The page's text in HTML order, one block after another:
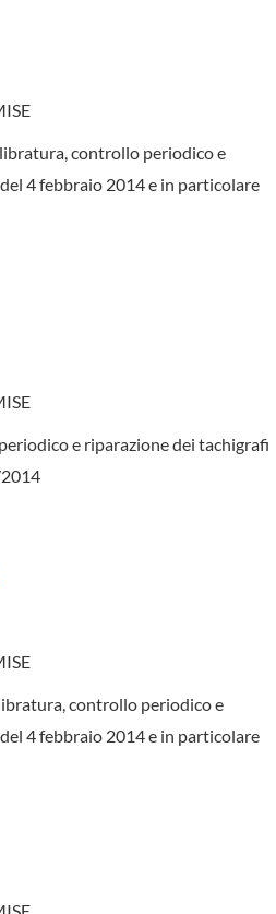
controllo periodico e
4 febbraio 2014 e in particolare
e riparazione dei tachigrafi
controllo periodico e
4 febbraio 2014 e in particolare